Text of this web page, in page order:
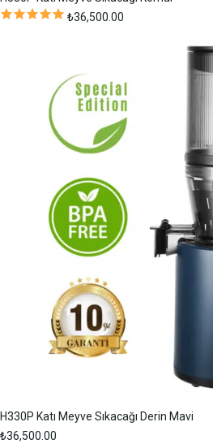
₺36,500.00
H330P Katı Meyve Sıkacağı Derin Mavi
₺36,500.00